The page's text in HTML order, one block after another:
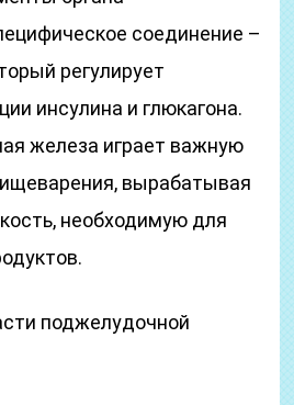
соединение –
регулирует
инсулина и глюкагона.
железа играет важную
вырабатывая
необходимую для
поджелудочной